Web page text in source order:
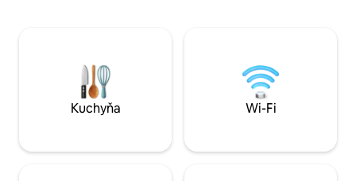
na Lagoa da Conceição, takmer
súkromná pláž. Zahŕňa 2 kajaky na státie
a 1 dvojmiestny kajak
technologického
a UDESC.
Kuchyňa Wi-Fi